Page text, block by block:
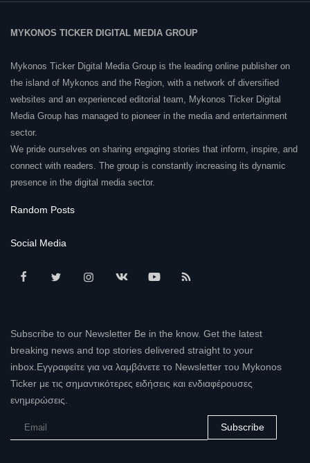
MYKONOS TICKER DIGITAL MEDIA GROUP
Mykonos Ticker Digital Media Group is the leading online publisher on
the island of Mykonos and the Region, with a network of diversified
websites and an experienced editorial team, Mykonos Ticker Digital
Media Group has managed to pioneer in the media and entertainment
sector.
We pride ourselves on sharing engaging stories that inform, inspire, and
connect with readers. The group is constantly increasing its dynamic
presence in the digital media sector.
Random Posts
Social Media
Subscribe to our Newsletter Be in the know. Get the latest
breaking news and top stories delivered straight to your
inbox.Εγγραφείτε για να λαμβάνετε το Newsletter του Mykonos
Ticker με τις σημαντικότερες ειδήσεις και ενδιαφέρουσες
ενημερώσεις.
Subscribe